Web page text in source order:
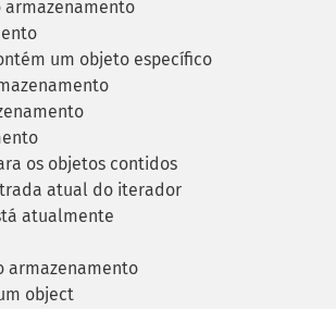
um objeto específico
os objetos contidos
atual do iterador
atualmente
armazenamento
object